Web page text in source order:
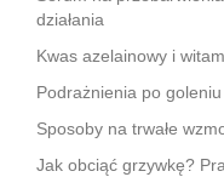
działania
Kwas azelainowy i
Podrażnienia po
Sposoby na trwałe
Jak obciąć grzywkę?